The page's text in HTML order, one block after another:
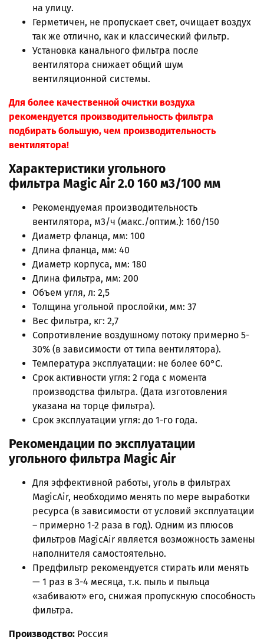
на улицу.
Герметичен, не пропускает свет, очищает воздух
так же отлично, как и классический фильтр.
Установка канального фильтра после
вентилятора снижает общий шум
вентиляционной системы.
Для более качественной очистки воздуха
рекомендуется производительность фильтра
подбирать большую, чем производительность
вентилятора!
Характеристики угольного
фильтра Magic Air 2.0 160 м3/100 мм
Рекомендуемая производительность
вентилятора, м3/ч (макс./оптим.): 160/150
Диаметр фланца, мм: 100
Длина фланца, мм: 40
Диаметр корпуса, мм: 180
Длина фильтра, мм: 200
Объем угля, л: 2,5
Толщина угольной прослойки, мм: 37
Вес фильтра, кг: 2,7
Сопротивление воздушному потоку примерно 5-
30% (в зависимости от типа вентилятора).
Температура эксплуатации: не более 60°C.
Срок активности угля: 2 года с момента
производства фильтра. (Дата изготовления
указана на торце фильтра).
Срок эксплуатации угля: до 1-го года.
Рекомендации по эксплуатации
угольного фильтра Magic Air
Для эффективной работы, уголь в фильтрах
MagicAir, необходимо менять по мере выработки
ресурса (в зависимости от условий эксплуатации
– примерно 1-2 раза в год). Одним из плюсов
фильтров MagicAir является возможность замены
наполнителя самостоятельно.
Предфильтр рекомендуется стирать или менять
— 1 раз в 3-4 месяца, т.к. пыль и пыльца
«забивают» его, снижая пропускную способность
фильтра.
Производство: Россия